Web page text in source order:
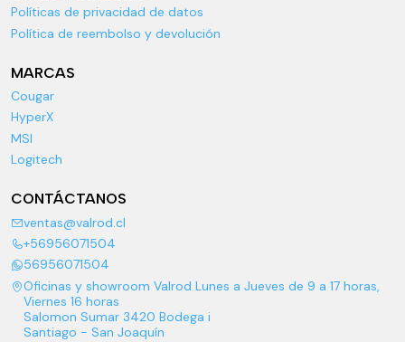
Políticas de privacidad de datos
Política de reembolso y devolución
MARCAS
Cougar
HyperX
MSI
Logitech
CONTÁCTANOS
ventas@valrod.cl
+56956071504
56956071504
Oficinas y showroom Valrod Lunes a Jueves de 9 a 17 horas,
Viernes 16 horas
Salomon Sumar 3420 Bodega i
Santiago - San Joaquín